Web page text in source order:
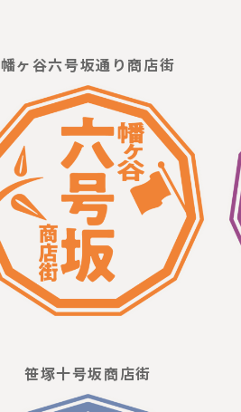
幡ヶ谷六号坂通り商店街
笹塚十号坂商店街